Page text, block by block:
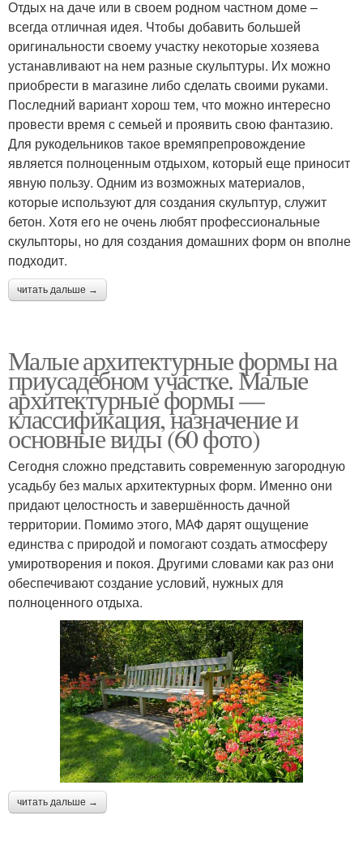
Отдых на даче или в своем родном частном доме –
всегда отличная идея. Чтобы добавить большей
оригинальности своему участку некоторые хозяева
устанавливают на нем разные скульптуры. Их можно
приобрести в магазине либо сделать своими руками.
Последний вариант хорош тем, что можно интересно
провести время с семьей и проявить свою фантазию.
Для рукодельников такое времяпрепровождение
является полноценным отдыхом, который еще приносит
явную пользу. Одним из возможных материалов,
которые используют для создания скульптур, служит
бетон. Хотя его не очень любят профессиональные
скульпторы, но для создания домашних форм он вполне
подходит.
читать дальше →
Малые архитектурные формы на
приусадебном участке. Малые
архитектурные формы —
классификация, назначение и
основные виды (60 фото)
Сегодня сложно представить современную загородную
усадьбу без малых архитектурных форм. Именно они
придают целостность и завершённость дачной
территории. Помимо этого, МАФ дарят ощущение
единства с природой и помогают создать атмосферу
умиротворения и покоя. Другими словами как раз они
обеспечивают создание условий, нужных для
полноценного отдыха.
читать дальше →